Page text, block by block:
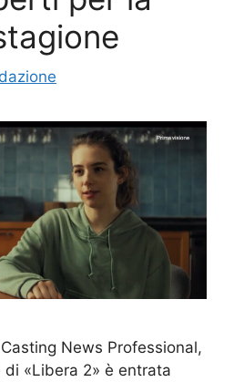
News Professional,
«Libera 2» è entrata